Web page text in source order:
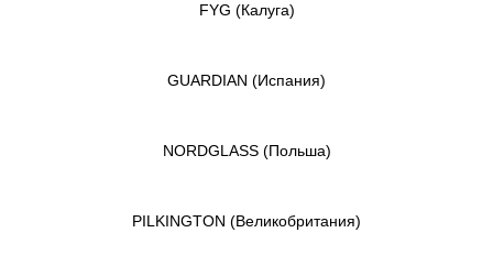
FYG (Калуга)
GUARDIAN (Испания)
NORDGLASS (Польша)
PILKINGTON (Великобритания)